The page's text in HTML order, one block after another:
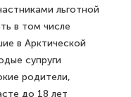
льготной
в том числе
в Арктической
супруги
родители,
до 18 лет